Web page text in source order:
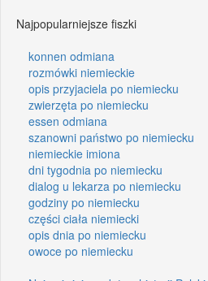
Najpopularniejsze fiszki
konnen odmiana
rozmówki niemieckie
opis przyjaciela po niemiecku
zwierzęta po niemiecku
essen odmiana
szanowni państwo po niemiecku
niemieckie imiona
dni tygodnia po niemiecku
dialog u lekarza po niemiecku
godziny po niemiecku
części ciała niemiecki
opis dnia po niemiecku
owoce po niemiecku